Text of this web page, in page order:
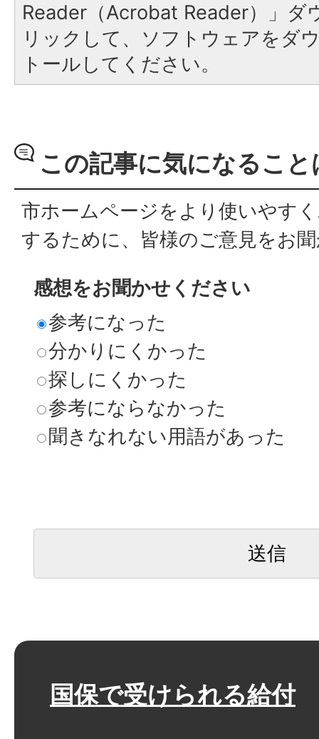
Reader（Acrobat Reader）」ダ
リックして、ソフトウェアをダ
トールしてください。
この記事に気になるこ
市ホームページをより使いやす
するために、皆様のご意見をお
感想をお聞かせください
参考になった
分かりにくかった
探しにくかった
参考にならなかった
聞きなれない用語があった
国保で受けられる給付